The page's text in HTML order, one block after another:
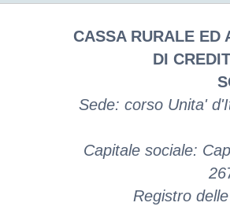
CASSA RURALE ED
DI
Sede: corso Unita'
Capitale sociale:
Registro